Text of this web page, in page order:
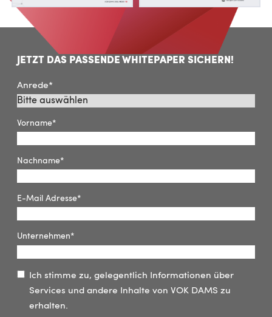
JETZT DAS PASSENDE WHITEPAPER SICHERN!
Anrede*
Vorname*
Nachname*
E-Mail Adresse*
Unternehmen*
Ich stimme zu, gelegentlich Informationen über
Services und andere Inhalte von VOK DAMS zu
erhalten.